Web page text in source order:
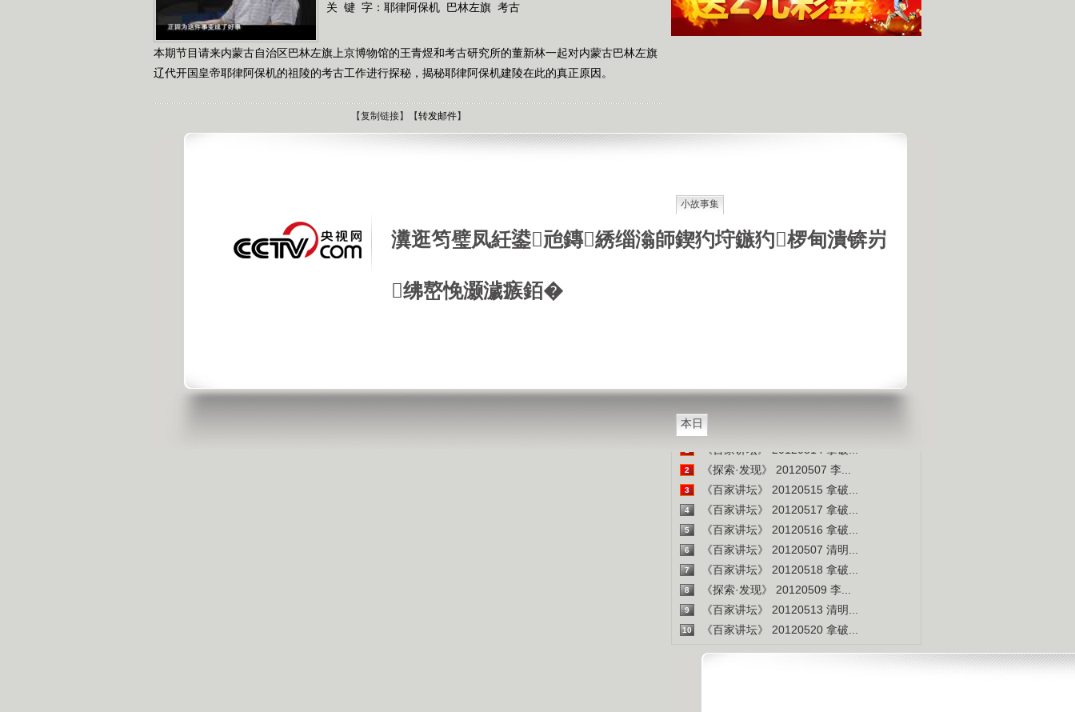
关 键 字： 耶律阿保机 巴林左旗 考古
本期节目请来内蒙古自治区巴林左旗上京博物馆的王青煜和考古研究所的董新林一起对内蒙古巴林左旗
辽代开国皇帝耶律阿保机的祖陵的考古工作进行探秘，揭秘耶律阿保机建陵在此的真正原因。
【复制链接】【转发邮件】
瀵逛笉璧凤紝鍙兘鏄綉缁滃師鍥犳垨鏃犳椤甸潰锛岃
绋嶅悗灏濊瘯銆�
小故事集
石油工人发现的完整无损的不明飞行物
德国牧羊犬和草原狼的新结合
更多
精彩视频排行
本日
《百家讲坛》 20120514 拿破...
2 《探索·发现》 20120507 李...
3 《百家讲坛》 20120515 拿破...
4 《百家讲坛》 20120517 拿破...
5 《百家讲坛》 20120516 拿破...
6 《百家讲坛》 20120507 清明...
7 《百家讲坛》 20120518 拿破...
8 《探索·发现》 20120509 李...
9 《百家讲坛》 20120513 清明...
10 《百家讲坛》 20120520 拿破...